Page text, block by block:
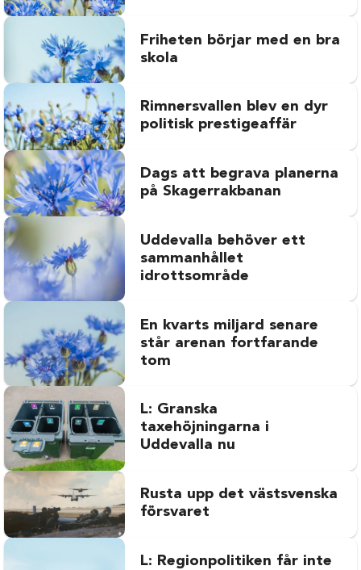
Friheten börjar med en bra
skola
Rimnersvallen blev en dyr
politisk prestigeaffär
Dags att begrava planerna
på Skagerrakbanan
Uddevalla behöver ett
sammanhållet
idrottsområde
En kvarts miljard senare
står arenan fortfarande
tom
L: Granska
taxehöjningarna i
Uddevalla nu
Rusta upp det västsvenska
försvaret
L: Regionpolitiken får inte